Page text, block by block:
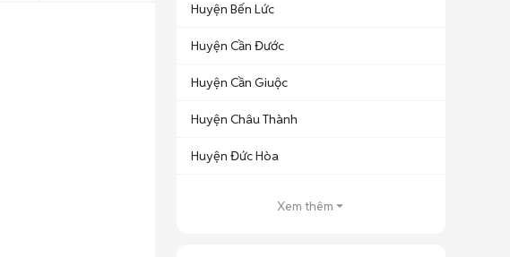
Huyện Bến Lức
Huyện Cần Đước
Huyện Cần Giuộc
Huyện Châu Thành
Huyện Đức Hòa
Xem thêm